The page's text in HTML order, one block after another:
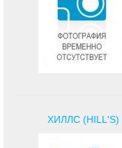
ХИЛЛС (HILL'S)